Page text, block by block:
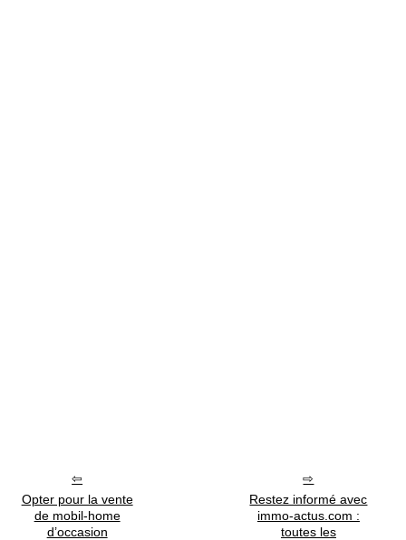
Opter pour la vente
de mobil-home
d’occasion
Restez informé avec
immo-actus.com :
toutes les